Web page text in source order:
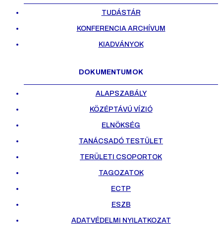
TUDÁSTÁR
KONFERENCIA ARCHÍVUM
KIADVÁNYOK
DOKUMENTUMOK
ALAPSZABÁLY
KÖZÉPTÁVÚ VÍZIÓ
ELNÖKSÉG
TANÁCSADÓ TESTÜLET
TERÜLETI CSOPORTOK
TAGOZATOK
ECTP
ESZB
ADATVÉDELMI NYILATKOZAT